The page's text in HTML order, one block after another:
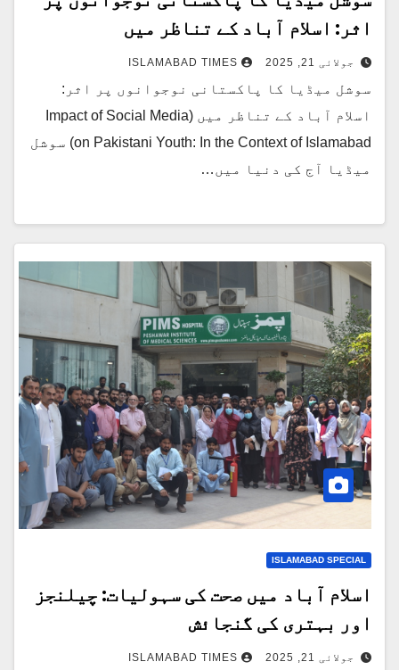
اثر: اسلام آباد کے تناظر میں
جولائی 21, 2025 ISLAMABAD TIMES
سوشل میڈیا کا پاکستانی نوجوانوں پر اثر:
اسلام آباد کے تناظر میں (Impact of Social Media
on Pakistani Youth: In the Context of Islamabad) سوشل
میڈیا آج کی دنیا میں…
ISLAMABAD SPECIAL
اسلام آباد میں صحت کی سہولیات: چیلنجز
اور بہتری کی گنجائش
جولائی 21, 2025 ISLAMABAD TIMES